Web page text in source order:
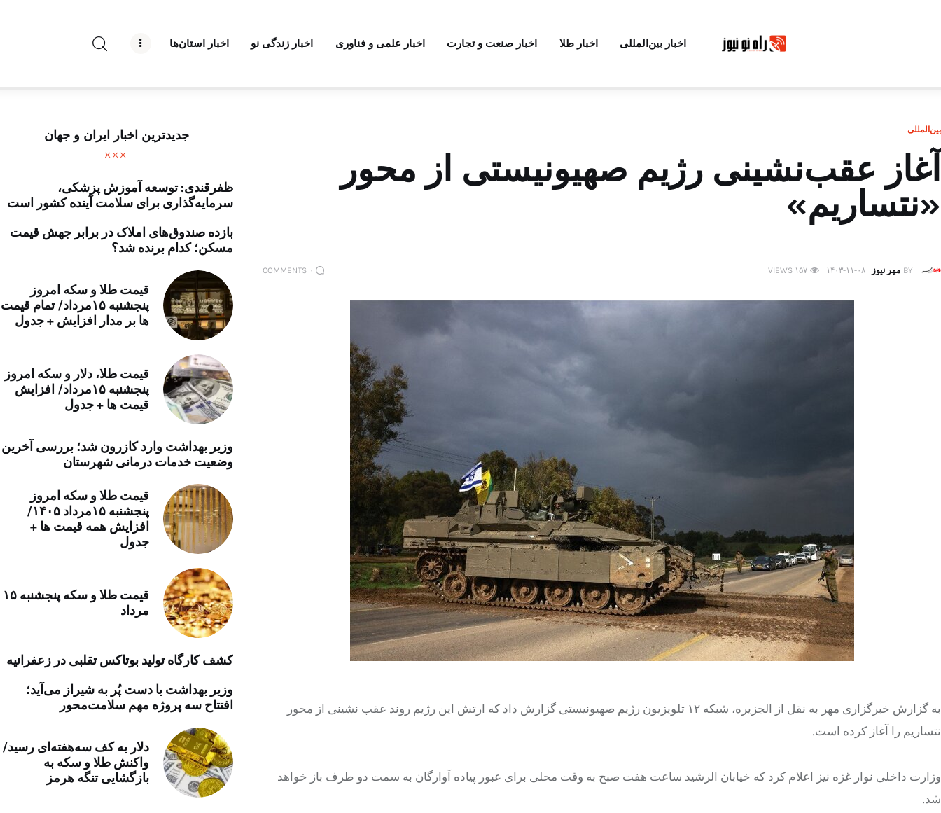
اخبار بین‌المللی اخبار طلا اخبار صنعت و تجارت اخبار علمی و فناوری اخبار زندگی نو اخبار استان‌ها
درباره راه‌ نو نیوز
تبلیغات راه نو نیوز
آوین دیلی
پایگاه خبری آبان
خرید موتور ایمپلنت
بین‌المللی
آغاز عقب‌نشینی رژیم صهیونیستی از محور
«نتساریم»
BY مهر نیوز ۱۴۰۳-۱۱-۰۸ ۱۵۷ VIEWS ۰ COMMENTS
به گزارش خبرگزاری مهر به نقل از الجزیره، شبکه ۱۲ تلویزیون رژیم صهیونیستی گزارش داد که ارتش این رژیم روند عقب نشینی از محور
نتساریم را آغاز کرده است.
وزارت داخلی نوار غزه نیز اعلام کرد که خیابان الرشید ساعت هفت صبح به وقت محلی برای عبور پیاده آوارگان به سمت دو طرف باز خواهد
شد.
جدیدترین اخبار ایران و جهان
ظفرقندی: توسعه آموزش پزشکی،
سرمایه‌گذاری برای سلامت آینده کشور است
بازده صندوق‌های املاک در برابر جهش قیمت
مسکن؛ کدام برنده شد؟
قیمت طلا و سکه امروز
پنجشنبه ۱۵مرداد/ تمام قیمت
ها بر مدار افزایش + جدول
قیمت طلا، دلار و سکه امروز
پنجشنبه ۱۵مرداد/ افزایش
قیمت ها + جدول
وزیر بهداشت وارد کازرون شد؛ بررسی آخرین
وضعیت خدمات درمانی شهرستان
قیمت طلا و سکه امروز
پنجشنبه ۱۵مرداد ۱۴۰۵/
افزایش همه قیمت ها +
جدول
قیمت طلا و سکه پنجشنبه ۱۵
مرداد
کشف کارگاه تولید بوتاکس تقلبی در زعفرانیه
وزیر بهداشت با دست پُر به شیراز می‌آید؛
افتتاح سه پروژه مهم سلامت‌محور
دلار به کف سه‌هفته‌ای رسید/
واکنش طلا و سکه به
بازگشایی تنگه هرمز